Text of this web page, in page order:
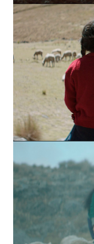
LA CASA
LA CASA